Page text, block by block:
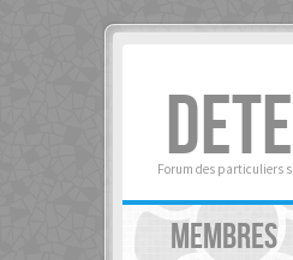
Forum des particuliers
MEMBRES